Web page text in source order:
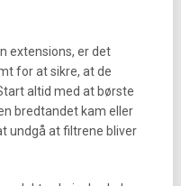
extensions, er det
for at sikre, at de
altid med at børste
bredtandet kam eller
undgå at filtrene bliver